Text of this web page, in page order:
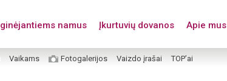
namus Įkurtuvių dovanos Apie mus
Vaikams Fotogalerijos Vaizdo įrašai TOP’ai